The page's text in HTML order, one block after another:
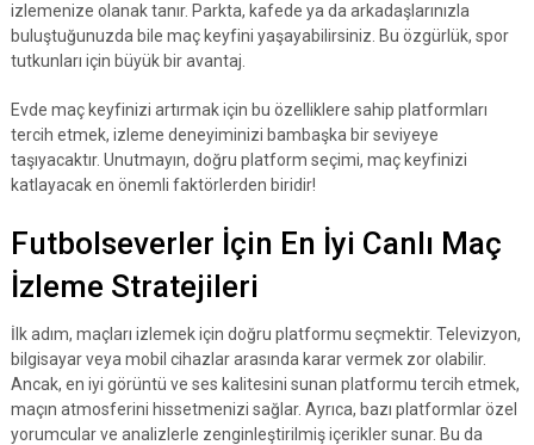
izlemenize olanak tanır. Parkta, kafede ya da arkadaşlarınızla
buluştuğunuzda bile maç keyfini yaşayabilirsiniz. Bu özgürlük, spor
tutkunları için büyük bir avantaj.
Evde maç keyfinizi artırmak için bu özelliklere sahip platformları
tercih etmek, izleme deneyiminizi bambaşka bir seviyeye
taşıyacaktır. Unutmayın, doğru platform seçimi, maç keyfinizi
katlayacak en önemli faktörlerden biridir!
Futbolseverler İçin En İyi Canlı Maç
İzleme Stratejileri
İlk adım, maçları izlemek için doğru platformu seçmektir. Televizyon,
bilgisayar veya mobil cihazlar arasında karar vermek zor olabilir.
Ancak, en iyi görüntü ve ses kalitesini sunan platformu tercih etmek,
maçın atmosferini hissetmenizi sağlar. Ayrıca, bazı platformlar özel
yorumcular ve analizlerle zenginleştirilmiş içerikler sunar. Bu da